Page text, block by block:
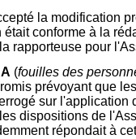
la modification
était conforme à la
rapporteuse pour
(fouilles des
prévoyant que
sur
dispositions de
répondait à